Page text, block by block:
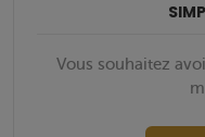
Vous souhaitez